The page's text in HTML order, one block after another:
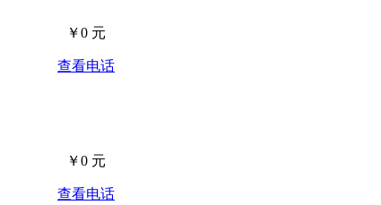
￥0 元
查看电话
￥0 元
查看电话